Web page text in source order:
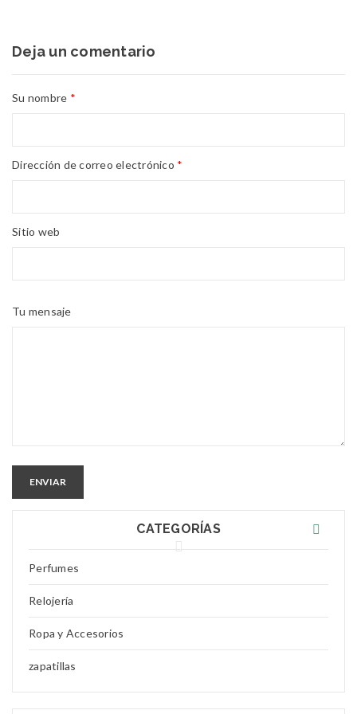
Bienvenidos a Yellow Coco!
ropa, zapatos, perfumería, relojería y accesorios. Ventas al por
Deja un comentario
Su nombre *
Dirección de correo electrónico *
Sitio web
Tu mensaje
ENVIAR
CATEGORÍAS
Perfumes
Relojería
Ropa y Accesorios
zapatillas